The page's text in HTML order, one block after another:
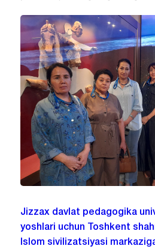
Jizzax davlat pedagogika
yoshlari uchun Toshkent
Islom sivilizatsiyasi